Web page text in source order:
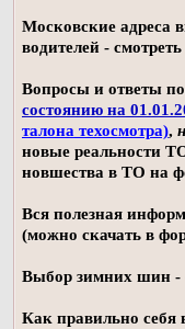
Московские адреса
водителей - смотреть
Вопросы и ответы по
состоянию на
талона техосмотра),
новые реальности
новшества в ТО на
Вся полезная
(можно скачать в
Выбор зимних шин -
Как правильно себя